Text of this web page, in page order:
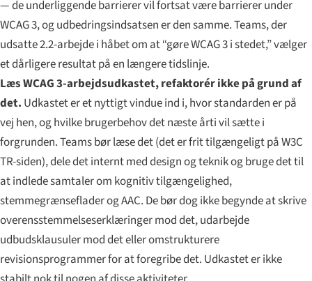
— de underliggende barrierer vil fortsat være barrierer under
WCAG 3, og udbedrings­indsatsen er den samme. Teams, der
udsatte 2.2-arbejde i håbet om at “gøre WCAG 3 i stedet,” vælger
et dårligere resultat på en længere tidslinje.
Læs WCAG 3-arbejdsudkastet, refaktorér ikke på grund af
det. Udkastet er et nyttigt vindue ind i, hvor standarden er på
vej hen, og hvilke brugerbehov det næste årti vil sætte i
forgrunden. Teams bør læse det (det er frit tilgængeligt på W3C
TR-siden), dele det internt med design og teknik og bruge det til
at indlede samtaler om kognitiv tilgængelighed,
stemme­grænseflader og AAC. De bør dog ikke begynde at skrive
overensstemmelses­erklæringer mod det, udarbejde
udbudsklausuler mod det eller omstrukturere
revisionsprogrammer for at foregribe det. Udkastet er ikke